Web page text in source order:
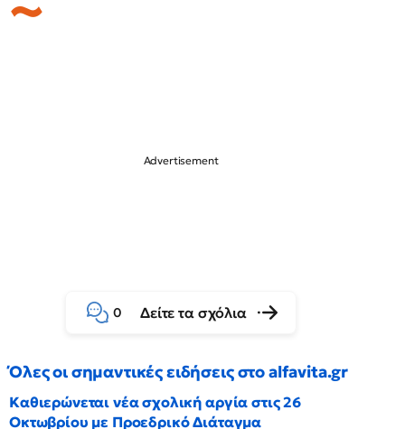
0 Δείτε τα σχόλια
Όλες οι σημαντικές ειδήσεις στο alfavita.gr
Καθιερώνεται νέα σχολική αργία στις 26
Οκτωβρίου με Προεδρικό Διάταγμα